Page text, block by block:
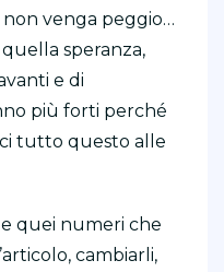
non venga peggio…
speranza,
e di
più forti perché
tutto questo alle
quei numeri che
cambiarli,